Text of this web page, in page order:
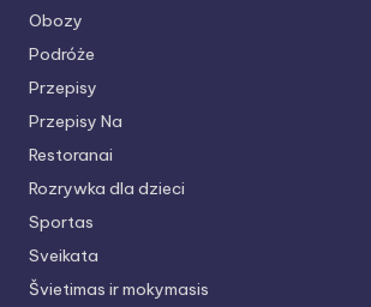
Obozy
Podróże
Przepisy
Przepisy Na
Restoranai
Rozrywka dla dzieci
Sportas
Sveikata
Švietimas ir mokymasis